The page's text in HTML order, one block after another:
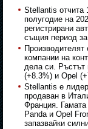
Stellantis отчита
полугодие на
регистрирани
същия период за
компании на
дела си. Ръстът
(+8.3%) и Opel
Stellantis е лидер
продаван в
Франция.
Panda и Opel
запазвайки